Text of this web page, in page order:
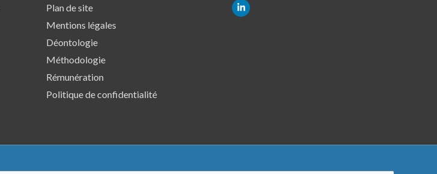
Plan de site
Mentions légales
Déontologie
Méthodologie
Rémunération
Politique de confidentialité